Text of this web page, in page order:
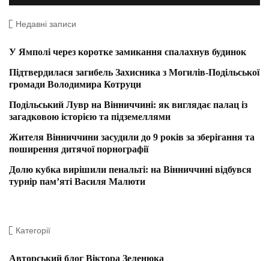
Недавні записи
У Ямполі через коротке замикання спалахнув будинок
Підтвердилася загибель Захисника з Могилів-Подільської
громади Володимира Котруци
Подільський Лувр на Вінниччині: як виглядає палац із
загадковою історією та підземеллями
Жителя Вінниччини засудили до 9 років за зберігання та
поширення дитячої порнографії
Долю кубка вирішили пенальті: на Вінниччині відбувся
турнір пам’яті Василя Малюти
Категорії
Авторський блог Віктора Зеленюка